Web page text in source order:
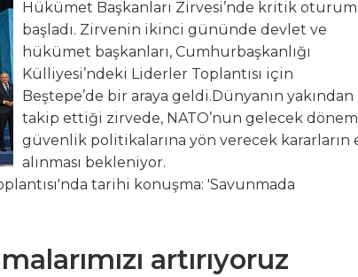
Moda Günleri için geri sayım başladı
ÇIKIŞLI KÜLTÜR TURLARINA DEVAM EDİYOR
Uzanan Dostluk Köprüsü
Coşkuyla Kutlandı
Hükümet Başkanları Zirvesi’nde kritik
başladı. Zirvenin ikinci gününde devlet ve
hükümet başkanları, Cumhurbaşkanlığı
Külliyesi’ndeki Liderler Toplantısı için
Beştepe’de bir araya geldi.Dünyanın yakından
takip ettiği zirvede, NATO’nun gelecek dönem
güvenlik politikalarına yön verecek kararların
alınması bekleniyor.
artırıyoruz